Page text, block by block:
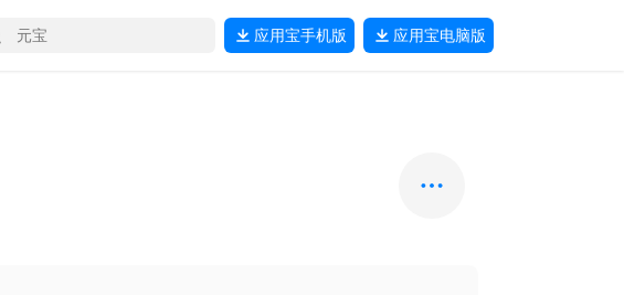
应用宝手机版 应用宝电脑版